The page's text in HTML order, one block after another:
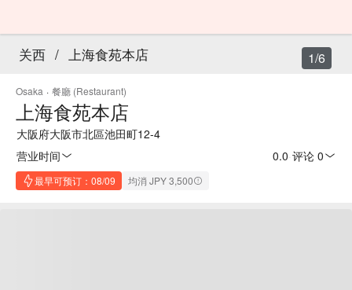
关西 / 上海食苑本店
Osaka · 餐廳 (Restaurant)
上海食苑本店
大阪府大阪市北區池田町12-4
营业时间
0.0 评论 0
最早可预订：08/09 均消 JPY 3,500
1/6